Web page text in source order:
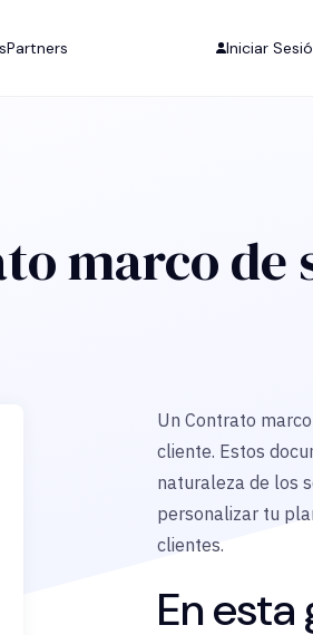
Partners Iniciar
marco de
Un Contrato
cliente. Estos
naturaleza de los
personalizar tu
clientes.
En